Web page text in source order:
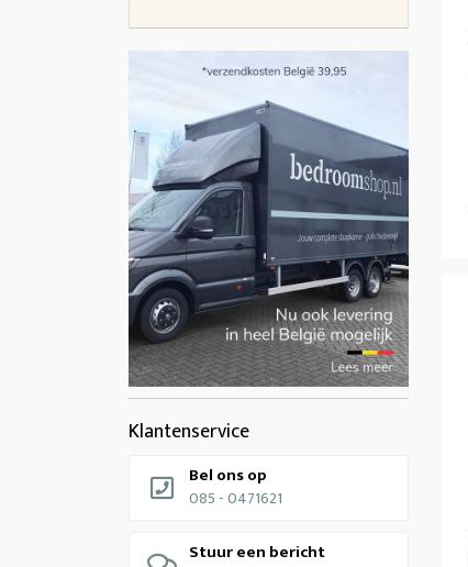
Klantenservice
Bel ons op
085 - 0471621
Stuur een bericht